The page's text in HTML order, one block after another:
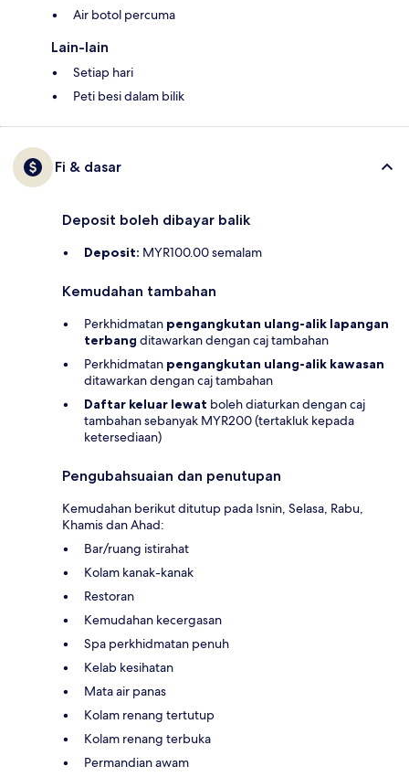
Air botol percuma
Lain-lain
Setiap hari
Peti besi dalam bilik
Fi & dasar
Deposit boleh dibayar balik
Deposit: MYR100.00 semalam
Kemudahan tambahan
Perkhidmatan pengangkutan ulang-alik lapangan
terbang ditawarkan dengan caj tambahan
Perkhidmatan pengangkutan ulang-alik kawasan
ditawarkan dengan caj tambahan
Daftar keluar lewat boleh diaturkan dengan caj
tambahan sebanyak MYR200 (tertakluk kepada
ketersediaan)
Pengubahsuaian dan penutupan
Kemudahan berikut ditutup pada Isnin, Selasa, Rabu,
Khamis dan Ahad:
Bar/ruang istirahat
Kolam kanak-kanak
Restoran
Kemudahan kecergasan
Spa perkhidmatan penuh
Kelab kesihatan
Mata air panas
Kolam renang tertutup
Kolam renang terbuka
Permandian awam